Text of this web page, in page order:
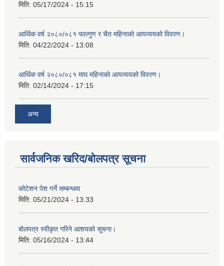
मिति: 05/17/2024 - 15:15
आर्थिक वर्ष २०८०/०८१ फाल्गुण र चैत महिनाको आयव्ययको विवरण।
मिति: 04/22/2024 - 13:08
आर्थिक वर्ष २०८०/०८१ माघ महिनाको आयव्ययको विवरण।
मिति: 02/14/2024 - 17:15
अन्य
सार्वजनिक खरिद/बोलपत्र सूचना
कोटेशन पेश गर्ने सम्बन्धमा
मिति: 05/21/2024 - 13:33
बोलपत्र स्वीकृत गरिने आशयको सूचना।
मिति: 05/16/2024 - 13:44